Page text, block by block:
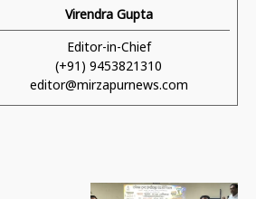
Virendra Gupta
Editor-in-Chief
(+91) 9453821310
editor@mirzapurnews.com